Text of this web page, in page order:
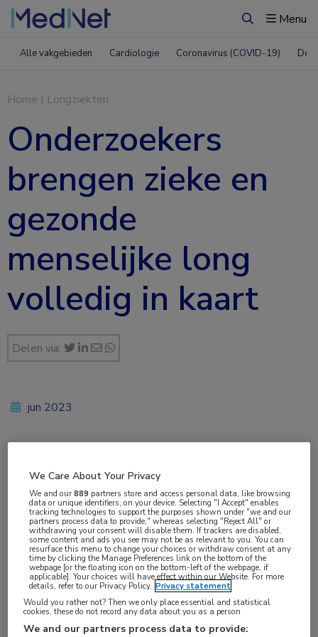
ZoekenMenu
Alle vakgebieden Cardiologie Coronavirus (COVID-19)
Home | Longziekten
Onderzoekers
brengen zieke en
gezonde
menselijke long
volledig in kaart
Delen via:
jun 2023
Aandachtsgebieden:
Astma,COPD,ILD,Longoncologie
Tags:
COVID-19
longfibrose machine learning,macrofaag ,
SARS-CoV-2
We Care About Your Privacy
We and our889 partners store and access personal data, like browsing
data or unique identifiers, on your device. Selecting "I Accept" enables
tracking technologies to support the purposes shown under "we and our
partners process data to provide," whereas selecting "Reject All" or
withdrawing your consent will disable them. If trackers are disabled,
some content and ads you see may not be as relevant to you. You can
resurface this menu to change your choices or withdraw consent at any
time by clicking the Manage Preferences link on the bottom of the
webpage [or the floating icon on the bottom-left of the webpage, if
applicable]. Your choices will have effect within our Website. For more
details, refer to our Privacy Policy. Privacy statement
Would you rather not? Then we only place essential and statistical
cookies, these do not record any data about you as a person
We and our partners process data to provide: